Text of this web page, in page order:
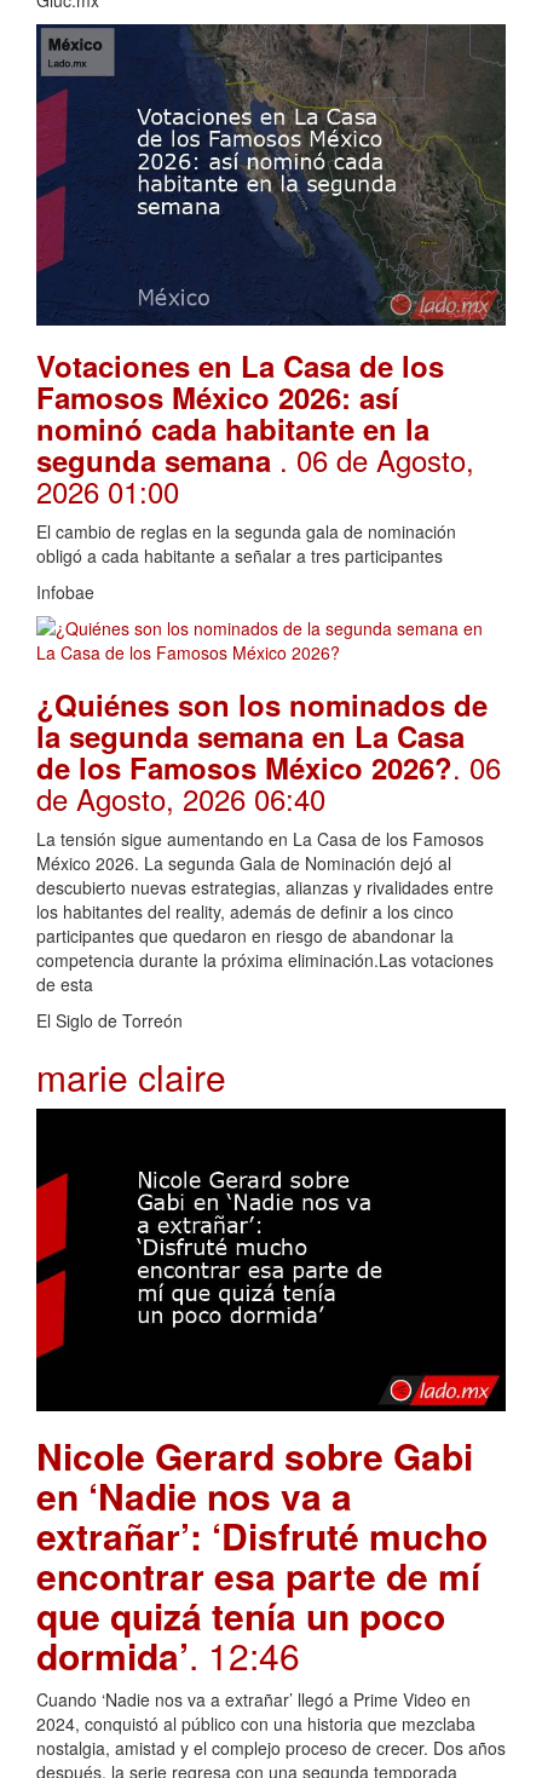
Votaciones en La Casa de los
Famosos México 2026: así
nominó cada habitante en la
segunda semana . 06 de Agosto,
2026 01:00
El cambio de reglas en la segunda gala de nominación
obligó a cada habitante a señalar a tres participantes
Infobae
¿Quiénes son los nominados de
la segunda semana en La Casa
de los Famosos México 2026?. 06
de Agosto, 2026 06:40
La tensión sigue aumentando en La Casa de los Famosos
México 2026. La segunda Gala de Nominación dejó al
descubierto nuevas estrategias, alianzas y rivalidades entre
los habitantes del reality, además de definir a los cinco
participantes que quedaron en riesgo de abandonar la
competencia durante la próxima eliminación.Las votaciones
de esta
El Siglo de Torreón
marie claire
Nicole Gerard sobre Gabi
en ‘Nadie nos va a
extrañar’: ‘Disfruté mucho
encontrar esa parte de mí
que quizá tenía un poco
dormida’. 12:46
Cuando ‘Nadie nos va a extrañar’ llegó a Prime Video en
2024, conquistó al público con una historia que mezclaba
nostalgia, amistad y el complejo proceso de crecer. Dos años
después, la serie regresa con una segunda temporada